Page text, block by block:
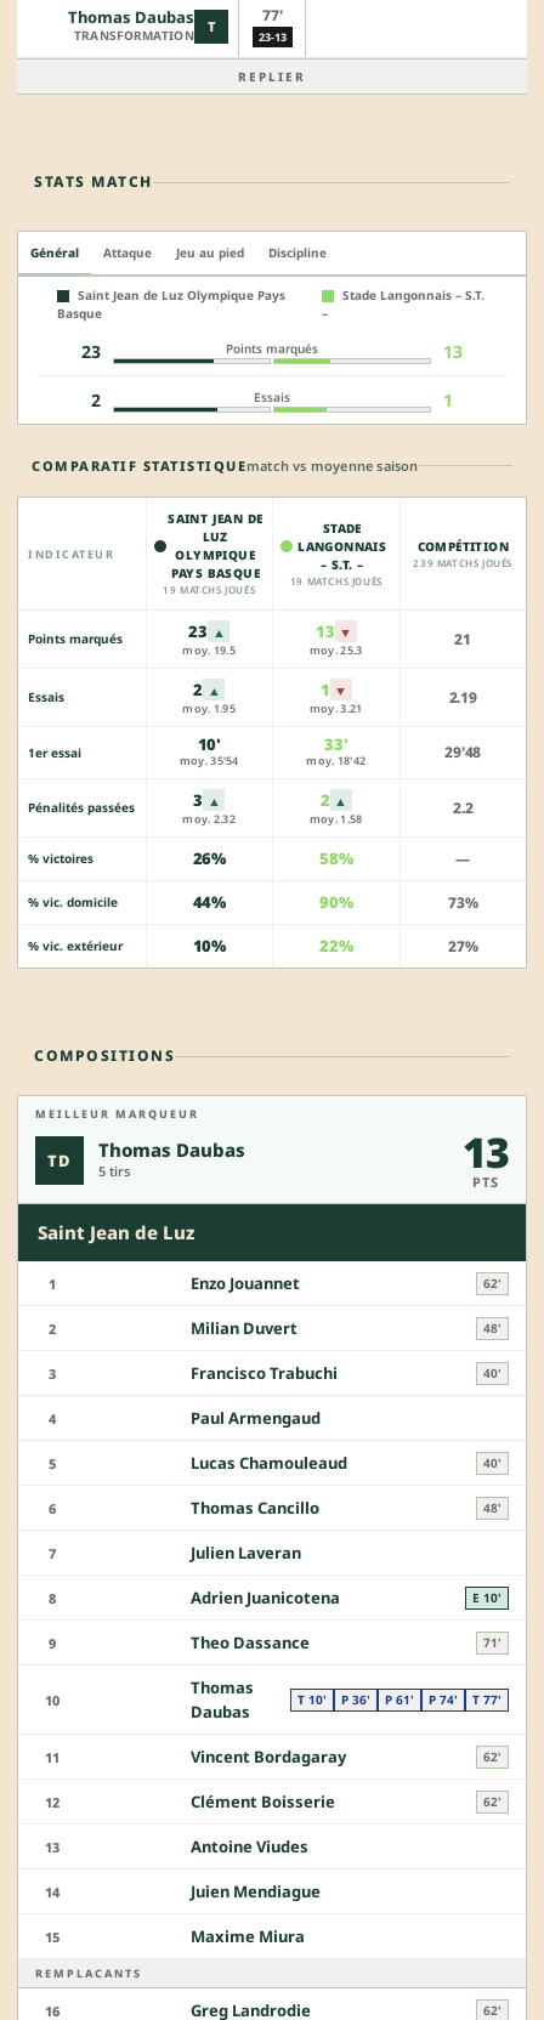
T
Thomas Daubas
TRANSFORMATION
77'
23-13
REPLIER
STATS MATCH
Général Attaque Jeu au pied Discipline
Saint Jean de Luz Olympique Pays
Basque
Stade Langonnais – S.T.
–
23 Points marqués 13
2 Essais 1
COMPARATIF STATISTIQUEmatch vs moyenne saison
INDICATEUR
SAINT JEAN DE
LUZ
OLYMPIQUE
PAYS BASQUE
19 MATCHS JOUÉS
STADE
LANGONNAIS
– S.T. –
19 MATCHS JOUÉS
COMPÉTITION
239 MATCHS JOUÉS
Points marqués 23 ▲
moy. 19.5
13 ▼
moy. 25.3
21
Essais 2 ▲
moy. 1.95
1 ▼
moy. 3.21
2.19
1er essai 10'
moy. 35'54
33'
moy. 18'42 29'48
Pénalités passées 3 ▲
moy. 2.32
2 ▲
moy. 1.58
2.2
% victoires 26% 58% —
% vic. domicile 44% 90% 73%
% vic. extérieur 10% 22% 27%
COMPOSITIONS
MEILLEUR MARQUEUR
TD Thomas Daubas
5 tirs 13
PTS
Saint Jean de Luz
1 Enzo Jouannet 62'
2 Milian Duvert 48'
3 Francisco Trabuchi 40'
4 Paul Armengaud
5 Lucas Chamouleaud 40'
6 Thomas Cancillo 48'
7 Julien Laveran
8 Adrien Juanicotena E 10'
9 Theo Dassance 71'
10
Thomas
Daubas
T 10' P 36' P 61' P 74' T 77'
11 Vincent Bordagaray 62'
12 Clément Boisserie 62'
13 Antoine Viudes
14 Juien Mendiague
15 Maxime Miura
REMPLACANTS
16 Greg Landrodie 62'